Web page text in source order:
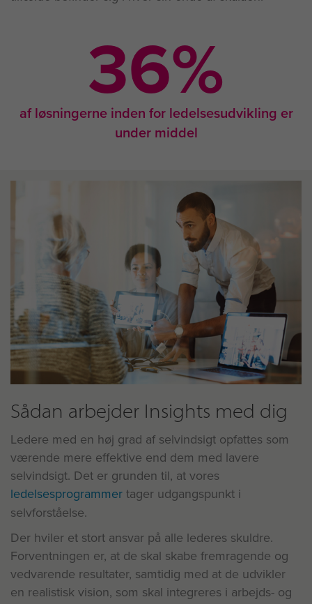
36%
af løsningerne inden for ledelsesudvikling er
under middel
Sådan arbejder Insights med dig
Ledere med en høj grad af selvindsigt opfattes som
værende mere effektive end dem med lavere
selvindsigt. Det er grunden til, at vores
ledelsesprogrammertager udgangspunkt i
selvforståelse.
Der hviler et stort ansvar på alle lederes skuldre.
Forventningen er, at de skal skabe fremragende og
vedvarende resultater, samtidig med at de udvikler
en realistisk vision, som skal integreres i arbejds- og